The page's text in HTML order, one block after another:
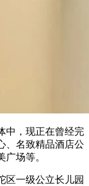
，现正在曾经完
、名致精品酒店公
场等。
一级公立长儿园